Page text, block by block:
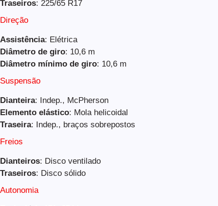
Traseiros: 225/65 R17
Direção
Assistência: Elétrica
Diâmetro de giro: 10,6 m
Diâmetro mínimo de giro: 10,6 m
Suspensão
Dianteira: Indep., McPherson
Elemento elástico: Mola helicoidal
Traseira: Indep., braços sobrepostos
Freios
Dianteiros: Disco ventilado
Traseiros: Disco sólido
Autonomia